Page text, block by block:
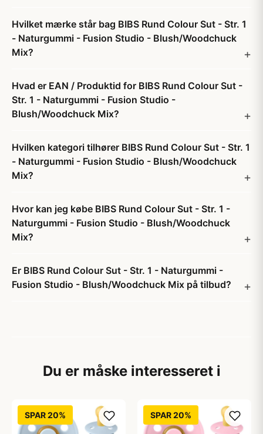
Hvilket mærke står bag BIBS Rund Colour Sut - Str. 1
- Naturgummi - Fusion Studio - Blush/Woodchuck
Mix?
Hvad er EAN / Produktid for BIBS Rund Colour Sut -
Str. 1 - Naturgummi - Fusion Studio -
Blush/Woodchuck Mix?
Hvilken kategori tilhører BIBS Rund Colour Sut - Str. 1
- Naturgummi - Fusion Studio - Blush/Woodchuck
Mix?
Hvor kan jeg købe BIBS Rund Colour Sut - Str. 1 -
Naturgummi - Fusion Studio - Blush/Woodchuck
Mix?
Er BIBS Rund Colour Sut - Str. 1 - Naturgummi -
Fusion Studio - Blush/Woodchuck Mix på tilbud?
Du er måske interesseret i
SPAR 20% SPAR 20%